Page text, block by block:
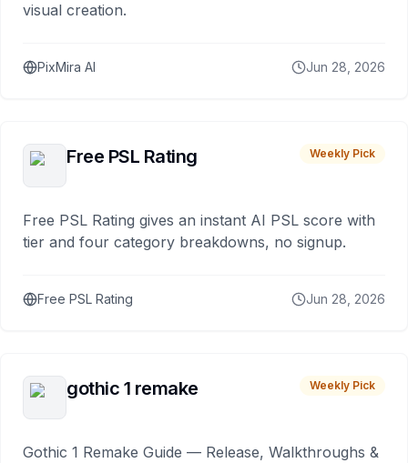
visual creation.
PixMira AI Jun 28, 2026
Free PSL Rating Weekly Pick
Free PSL Rating gives an instant AI PSL score with
tier and four category breakdowns, no signup.
Free PSL Rating Jun 28, 2026
gothic 1 remake Weekly Pick
Gothic 1 Remake Guide — Release, Walkthroughs &